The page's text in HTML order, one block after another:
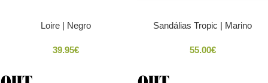
Loire | Negro
39.95€
Sandálias Tropic | Marino
55.00€